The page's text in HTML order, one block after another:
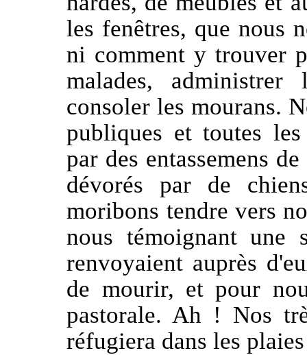
les fenêtres, que nous
ni comment y trouver
malades,
consoler les mourans.
publiques et toutes
par des entassemens
dévorés par de
moribons tendre vers
nous témoignant
renvoyaient auprès
de mourir, et pour
pastorale. Ah ! Nos
réfugiera dans les